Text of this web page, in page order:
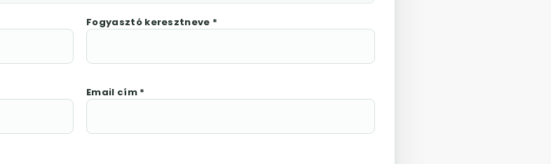
Fogyasztó keresztneve *
Email cím *